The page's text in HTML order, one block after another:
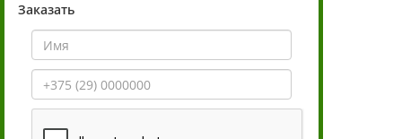
Заказать